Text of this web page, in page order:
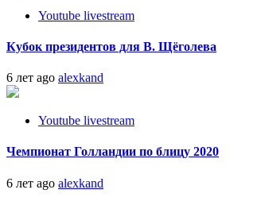
Youtube livestream
Кубок президентов для В. Щёголева
6 лет ago alexkand
Youtube livestream
Чемпионат Голландии по блицу 2020
6 лет ago alexkand